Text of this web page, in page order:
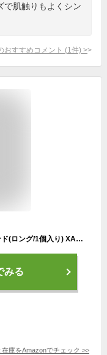
で肌触りもよくシン
おすすめコメント (1 件) >
[アシックス] トレーニングウエア リストバンド(ロング/1個入り) XAG071 [メンズ] ブラック/ゴールド 日本 F (FREE サイズ)
みる
在庫をAmazonでチェック >>